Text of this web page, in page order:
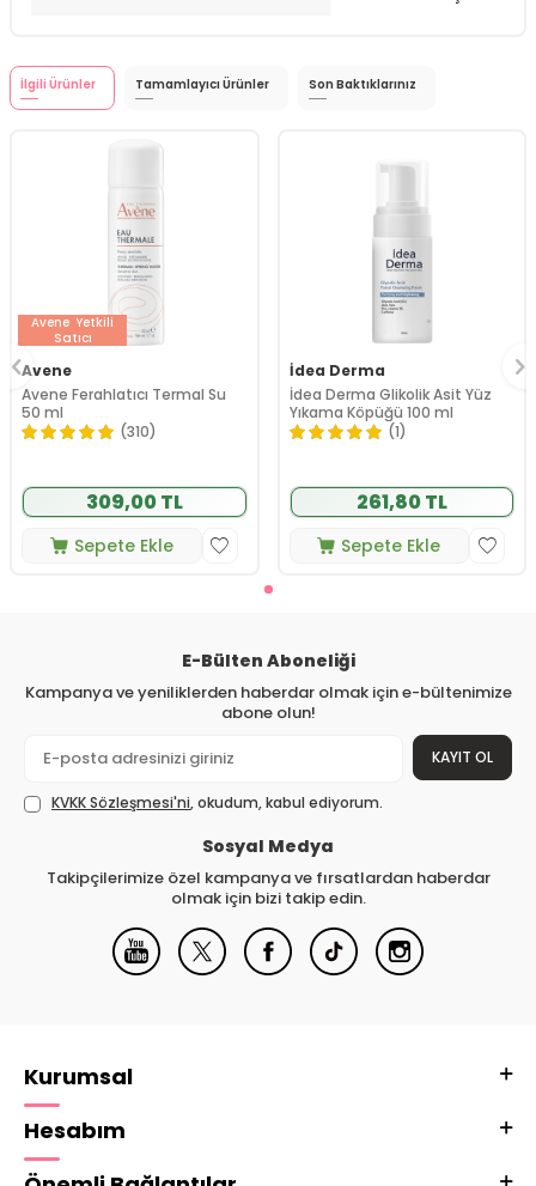
İlgili Ürünler Tamamlayıcı Ürünler Son Baktıklarınız
Avene Yetkili
Satıcı
Avene
Avene Ferahlatıcı Termal Su
50 ml
(310)
309,00 TL
Sepete Ekle
İdea Derma
İdea Derma Glikolik Asit Yüz
Yıkama Köpüğü 100 ml
(1)
261,80 TL
Sepete Ekle
E-Bülten Aboneliği
Kampanya ve yeniliklerden haberdar olmak için e-bültenimize
abone olun!
KAYIT OL
KVKK Sözleşmesi'ni, okudum, kabul ediyorum.
Sosyal Medya
Takipçilerimize özel kampanya ve fırsatlardan haberdar
olmak için bizi takip edin.
Kurumsal
Hesabım